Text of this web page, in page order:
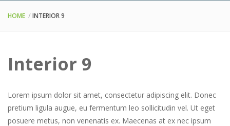
HOME INTERIOR 9
Interior 9
Lorem ipsum dolor sit amet, consectetur adipiscing elit. Donec
pretium ligula augue, eu fermentum leo sollicitudin vel. Ut eget
posuere metus, non venenatis ex. Maecenas at ex nec ipsum